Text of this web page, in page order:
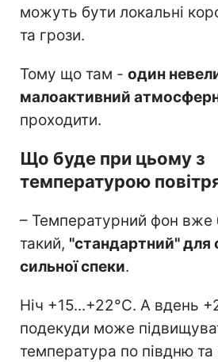
можуть бути локальні
та грози.
Тому що там - один
малоактивний
проходити.
Що буде при цьому з
температурою
– Температурний фон вже
такий, "стандартний" для
сильної спеки.
Ніч +15...+22°C. А вдень
подекуди може
температура по півдню та